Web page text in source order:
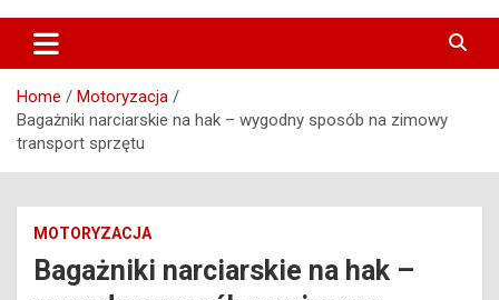
Inspinerio
Home
Motoryzacja
Bagażniki narciarskie na hak – wygodny sposób na zimowy
transport sprzętu
MOTORYZACJA
Bagażniki narciarskie na hak –